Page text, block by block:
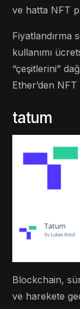
ve hatta NFT
Fiyatlandırma
kullanımı
“çeşitlerini”
Ether’den
tatum
Blockchain,
ve harekete